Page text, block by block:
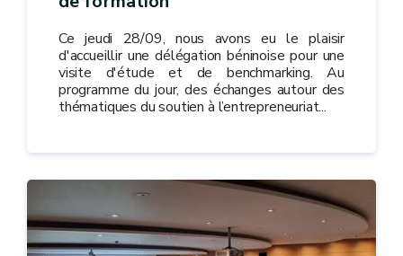
Ce jeudi 28/09, nous avons eu le plaisir
d'accueillir une délégation béninoise pour une
visite d'étude et de benchmarking. Au
programme du jour, des échanges autour des
thématiques du soutien à l’entrepreneuriat...